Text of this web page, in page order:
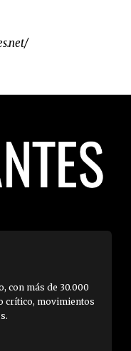
con más de 30.000
crítico, movimientos